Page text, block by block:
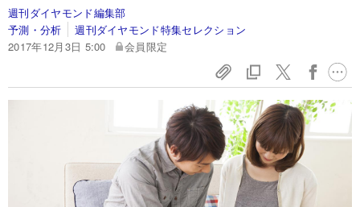
週刊ダイヤモンド編集部
予測・分析
週刊ダイヤモンド特集セレクション
2017年12月3日 5:00
会員限定